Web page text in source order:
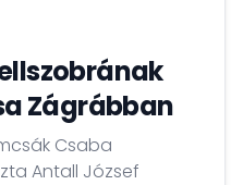
Zágrábban
Csaba
Antall József